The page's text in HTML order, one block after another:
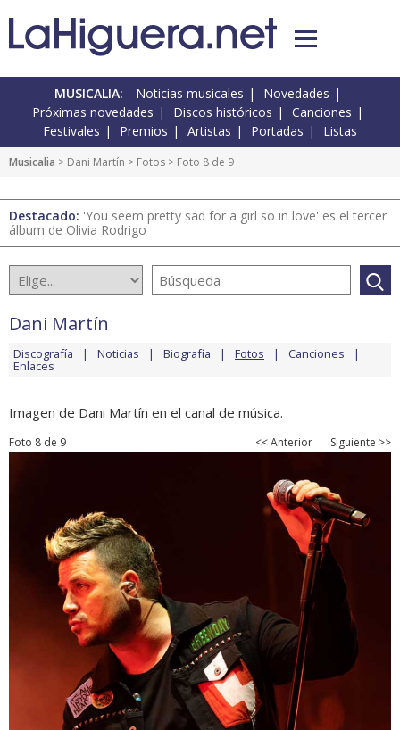
MUSICALIA: Noticias musicales
Novedades
Próximas novedades
Discos históricos
Canciones
Festivales
Premios Artistas Portadas Listas
Musicalia > Dani Martín > Fotos > Foto 8 de 9
Destacado: 'You seem pretty sad for a girl so in love' es el tercer
álbum de Olivia Rodrigo
Dani Martín
Discografía Noticias Biografía Fotos Canciones
Enlaces
Imagen de Dani Martín en el canal de música.
Foto 8 de 9 << Anterior Siguiente >>